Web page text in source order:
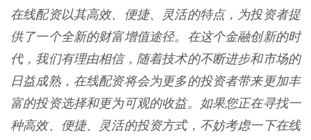
在线配资以其高效、便捷、灵活的特点，为投资者提
供了一个全新的财富增值途径。在这个金融创新的时
代，我们有理由相信，随着技术的不断进步和市场的
日益成熟，在线配资将会为更多的投资者带来更加丰
富的投资选择和更为可观的收益。如果您正在寻找一
种高效、便捷、灵活的投资方式，不妨考虑一下在线